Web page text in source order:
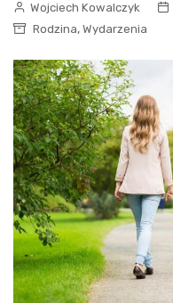
Wojciech Kowalczyk
Rodzina, Wydarzenia